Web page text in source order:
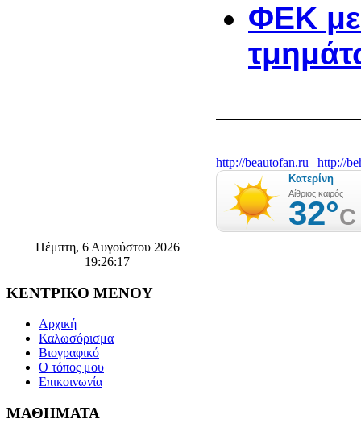
ΦΕΚ με
http://beautofan.ru | http://
Πέμπτη, 6 Αυγούστου 2026
19:26:18
ΚΕΝΤΡΙΚΟ ΜΕΝΟΥ
Αρχική
Καλωσόρισμα
Βιογραφικό
Ο τόπος μου
Επικοινωνία
ΜΑΘΗΜΑΤΑ